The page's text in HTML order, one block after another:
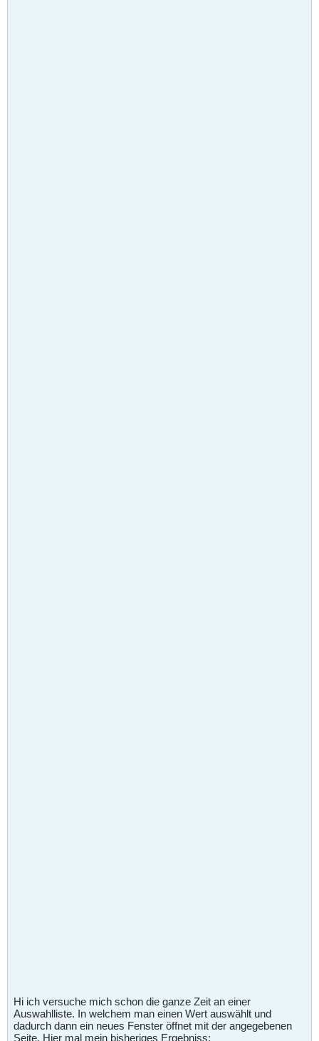
Hi ich versuche mich schon die ganze Zeit an einer
Auswahlliste. In welchem man einen Wert auswählt und
dadurch dann ein neues Fenster öffnet mit der angegebenen
Seite. Hier mal mein bisheriges Ergebniss: